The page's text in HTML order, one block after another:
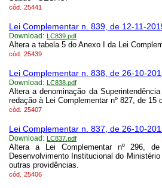
cód. 25441
Lei Complementar n. 839, de 12-11-
Download: LC839.pdf
Altera a tabela 5 do Anexo I da Lei
cód. 25439
Lei Complementar n. 838, de 26-10-
Download: LC838.pdf
Altera a denominação da
redação à Lei Complementar nº 827, de 15
cód. 25407
Lei Complementar n. 837, de 26-10-
Download: LC837.pdf
Altera a Lei Complementar nº 296,
Desenvolvimento Institucional do
outras providências.
cód. 25406